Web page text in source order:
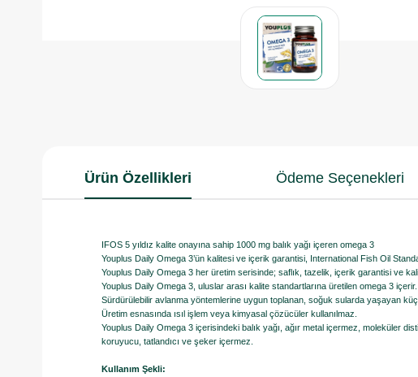
Ürün Özellikleri Ödeme Seçenekleri
IFOS 5 yıldız kalite onayına sahip 1000 mg balık yağı içeren omega 3
Youplus Daily Omega 3’ün kalitesi ve içerik garantisi, International Fish Oil
Youplus Daily Omega 3 her üretim serisinde; saflık, tazelik, içerik garantisi ve
Youplus Daily Omega 3, uluslar arası kalite standartlarına üretilen omega 3 içerir.
Sürdürülebilir avlanma yöntemlerine uygun toplanan, soğuk sularda yaşayan
Üretim esnasında ısıl işlem veya kimyasal çözücüler kullanılmaz.
Youplus Daily Omega 3 içerisindeki balık yağı, ağır metal içermez, moleküler
koruyucu, tatlandıcı ve şeker içermez.
Kullanım Şekli: